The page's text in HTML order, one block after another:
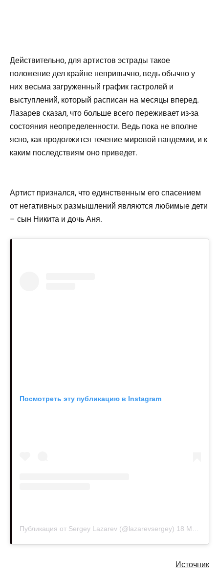
Действительно, для артистов эстрады такое
положение дел крайне непривычно, ведь обычно у
них весьма загруженный график гастролей и
выступлений, который расписан на месяцы вперед.
Лазарев сказал, что больше всего переживает из-за
состояния неопределенности. Ведь пока не вполне
ясно, как продолжится течение мировой пандемии, и к
каким последствиям оно приведет.
Артист признался, что единственным его спасением
от негативных размышлений являются любимые дети
– сын Никита и дочь Аня.
Посмотреть эту публикацию в Instagram
Публикация от Sergey Lazarev (@lazarevsergey) 18 Мар 2020 в 3:35 PDT
Источник